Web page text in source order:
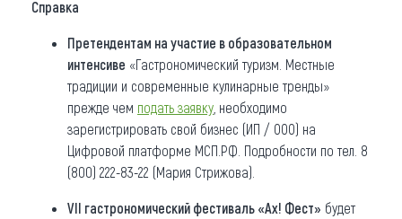
Справка
Претендентам на участие в образовательном
интенсиве «Гастрономический туризм. Местные
традиции и современные кулинарные тренды»
прежде чем подать заявку , необходимо
зарегистрировать свой бизнес (ИП / ООО) на
Цифровой платформе МСП.РФ. Подробности по тел. 8
(800) 222-83-22 (Мария Стрижова).
VII гастрономический фестиваль «Ах! Фест» будет